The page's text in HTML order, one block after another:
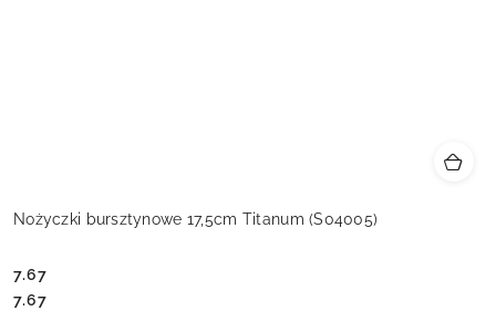
Nożyczki bursztynowe 17,5cm Titanum (S04005)
Cena:
7.67
Cena:
7.67